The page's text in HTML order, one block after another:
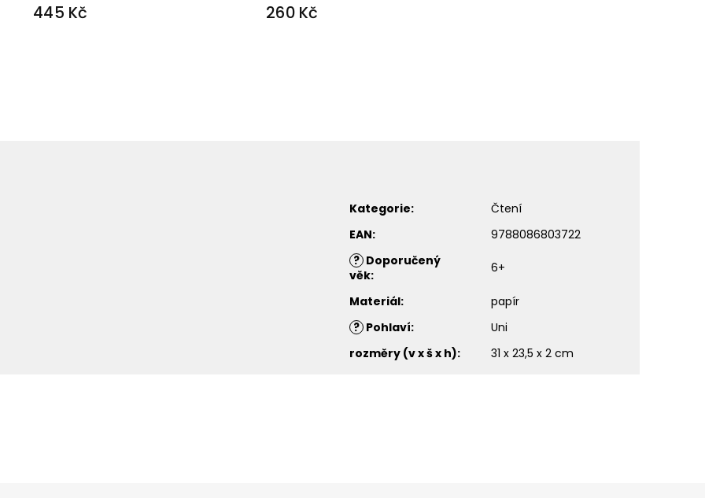
445 Kč 260 Kč
Kategorie:
Čtení
EAN:
9788086803722
? Doporučený
věk: 6+
Materiál:
papír
? Pohlaví:
Uni
rozměry (v x š x h): 31 x 23,5 x 2 cm